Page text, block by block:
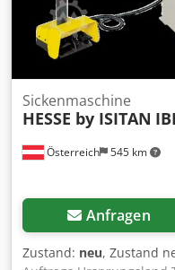
Österreich 545 km
Sickenmaschine
HESSE by ISITAN
Anfragen
Zustand: neu, Zustand